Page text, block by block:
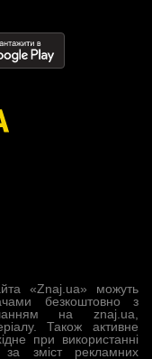
«Znaj.ua» можуть
безкоштовно з
на znaj.ua,
Також активне
при використанні
за зміст рекламних